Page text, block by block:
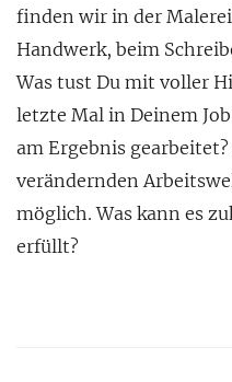
finden wir in der
Handwerk, beim
Was tust Du mit voller
letzte Mal in Deinem
am Ergebnis
verändernden
möglich. Was kann es
erfüllt?